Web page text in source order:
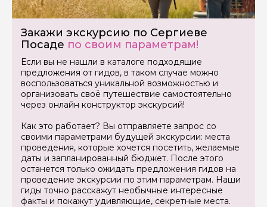
Закажи экскурсию по Сергиеве
Посаде по своим параметрам!
Если вы не нашли в каталоге подходящие
предложения от гидов, в таком случае можно
воспользоваться уникальной возможностью и
организовать своё путешествие самостоятельно
через онлайн конструктор экскурсий!
Как это работает? Вы отправляете запрос со
своими параметрами будущей экскурсии: места
проведения, которые хочется посетить, желаемые
даты и запланированный бюджет. После этого
останется только ожидать предложения гидов на
проведение экскурсии по этим параметрам. Наши
гиды точно расскажут необычные интересные
факты и покажут удивляющие, секретные места.